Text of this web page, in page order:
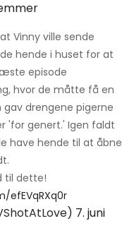
Vinny ville sende
hende i huset for at
episode
hvor de måtte få en
drengene pigerne
'for genert.' Igen faldt
have hende til at åbne
til dette!
efEVqRXq0r
7. juni